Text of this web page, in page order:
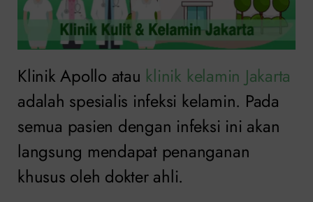
Klinik Apollo atau klinik kelamin Jakarta
adalah spesialis infeksi kelamin. Pada
semua pasien dengan infeksi ini akan
langsung mendapat penanganan
khusus oleh dokter ahli.